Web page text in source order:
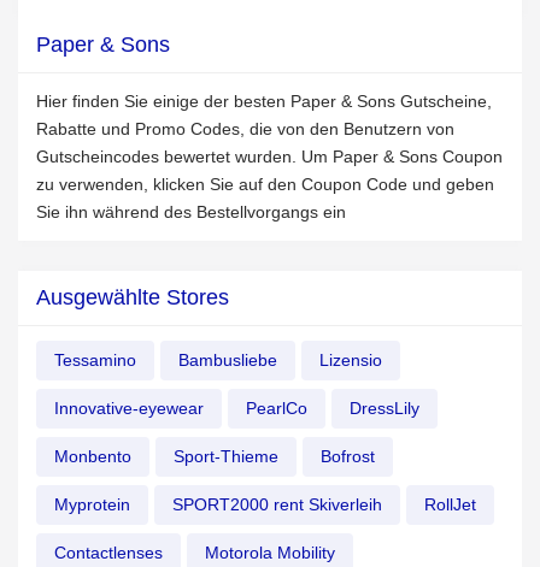
Paper & Sons
Hier finden Sie einige der besten Paper & Sons Gutscheine,
Rabatte und Promo Codes, die von den Benutzern von
Gutscheincodes bewertet wurden. Um Paper & Sons Coupon
zu verwenden, klicken Sie auf den Coupon Code und geben
Sie ihn während des Bestellvorgangs ein
Ausgewählte Stores
Tessamino Bambusliebe Lizensio
Innovative-eyewear PearlCo DressLily
Monbento Sport-Thieme Bofrost
Myprotein SPORT2000 rent Skiverleih RollJet
Contactlenses Motorola Mobility